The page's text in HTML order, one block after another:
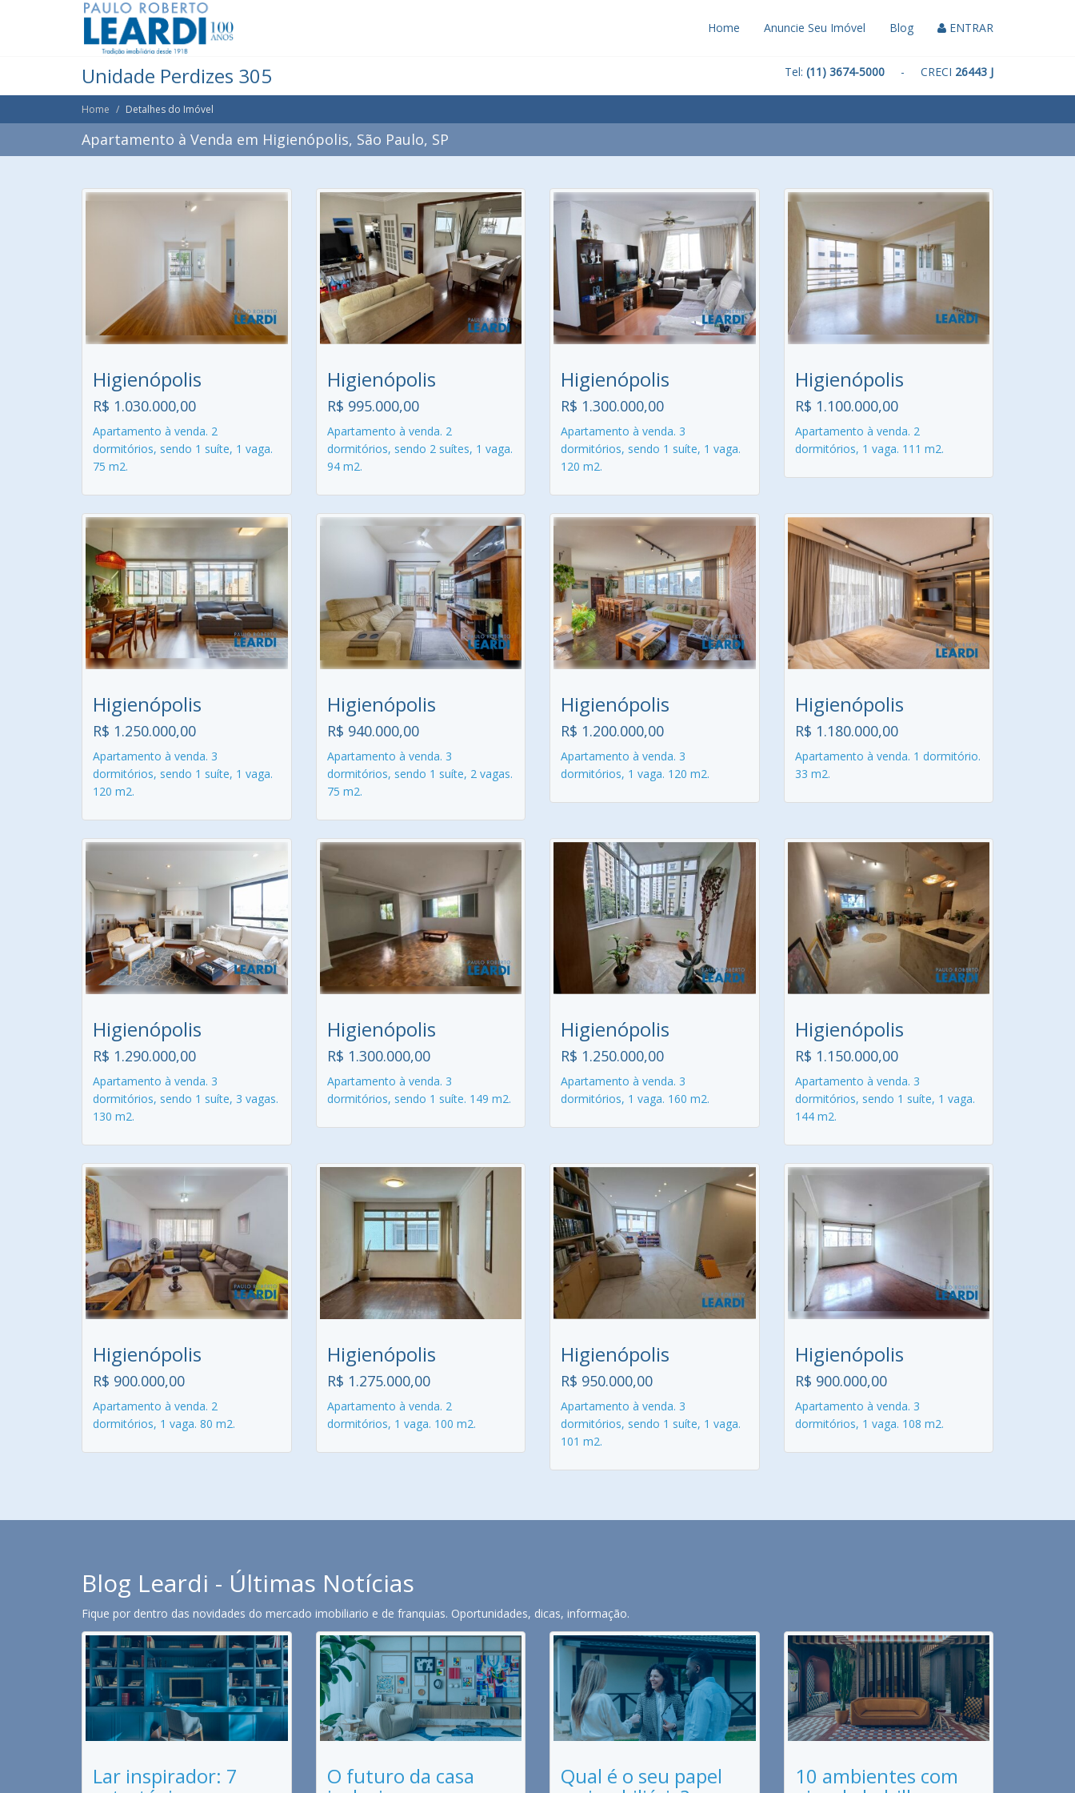
Home Anuncie Seu Imóvel Blog ENTRAR
Unidade Perdizes 305 Tel: (11) 3674-5000 - CRECI 26443 J
Home Detalhes do Imóvel
Apartamento à Venda em Higienópolis, São Paulo, SP
Higienópolis
R$ 1.030.000,00
Apartamento à venda. 2
dormitórios, sendo 1 suíte, 1 vaga.
75 m2.
Higienópolis
R$ 995.000,00
Apartamento à venda. 2
dormitórios, sendo 2 suítes, 1 vaga.
94 m2.
Higienópolis
R$ 1.300.000,00
Apartamento à venda. 3
dormitórios, sendo 1 suíte, 1 vaga.
120 m2.
Higienópolis
R$ 1.100.000,00
Apartamento à venda. 2
dormitórios, 1 vaga. 111 m2.
Higienópolis
R$ 1.250.000,00
Apartamento à venda. 3
dormitórios, sendo 1 suíte, 1 vaga.
120 m2.
Higienópolis
R$ 940.000,00
Apartamento à venda. 3
dormitórios, sendo 1 suíte, 2 vagas.
75 m2.
Higienópolis
R$ 1.200.000,00
Apartamento à venda. 3
dormitórios, 1 vaga. 120 m2.
Higienópolis
R$ 1.180.000,00
Apartamento à venda. 1 dormitório.
33 m2.
Higienópolis
R$ 1.290.000,00
Apartamento à venda. 3
dormitórios, sendo 1 suíte, 3 vagas.
130 m2.
Higienópolis
R$ 1.300.000,00
Apartamento à venda. 3
dormitórios, sendo 1 suíte. 149 m2.
Higienópolis
R$ 1.250.000,00
Apartamento à venda. 3
dormitórios, 1 vaga. 160 m2.
Higienópolis
R$ 1.150.000,00
Apartamento à venda. 3
dormitórios, sendo 1 suíte, 1 vaga.
144 m2.
Higienópolis
R$ 900.000,00
Apartamento à venda. 2
dormitórios, 1 vaga. 80 m2.
Higienópolis
R$ 1.275.000,00
Apartamento à venda. 2
dormitórios, 1 vaga. 100 m2.
Higienópolis
R$ 950.000,00
Apartamento à venda. 3
dormitórios, sendo 1 suíte, 1 vaga.
101 m2.
Higienópolis
R$ 900.000,00
Apartamento à venda. 3
dormitórios, 1 vaga. 108 m2.
Blog Leardi - Últimas Notícias
Fique por dentro das novidades do mercado imobiliario e de franquias. Oportunidades, dicas, informação.
Lar inspirador: 7 O futuro da casa Qual é o seu papel 10 ambientes com